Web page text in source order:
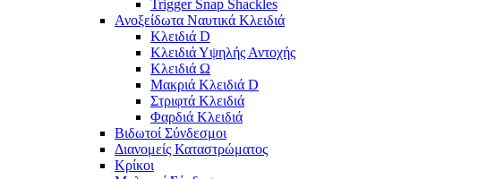
Trigger Snap Shackles
Ανοξείδωτα Ναυτικά Κλειδιά
Κλειδιά D
Κλειδιά Υψηλής Αντοχής
Κλειδιά Ω
Μακριά Κλειδιά D
Στριφτά Κλειδιά
Φαρδιά Κλειδιά
Βιδωτοί Σύνδεσμοι
Διανομείς Καταστρώματος
Κρίκοι